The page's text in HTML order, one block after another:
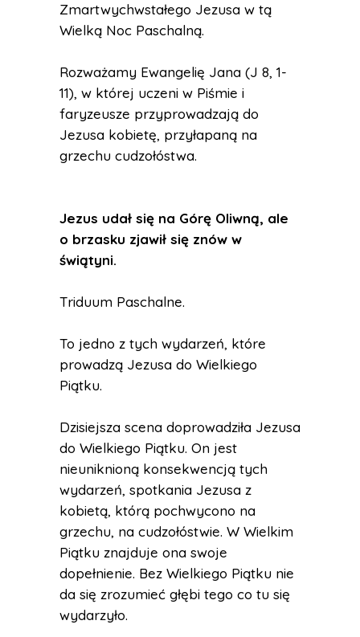
Zmartwychwstałego Jezusa w tą
Wielką Noc Paschalną.
Rozważamy Ewangelię Jana (J 8, 1-
11), w której uczeni w Piśmie i
faryzeusze przyprowadzają do
Jezusa kobietę, przyłapaną na
grzechu cudzołóstwa.
Jezus udał się na Górę Oliwną, ale
o brzasku zjawił się znów w
świątyni.
Triduum Paschalne.
To jedno z tych wydarzeń, które
prowadzą Jezusa do Wielkiego
Piątku.
Dzisiejsza scena doprowadziła Jezusa
do Wielkiego Piątku. On jest
nieuniknioną konsekwencją tych
wydarzeń, spotkania Jezusa z
kobietą, którą pochwycono na
grzechu, na cudzołóstwie. W Wielkim
Piątku znajduje ona swoje
dopełnienie. Bez Wielkiego Piątku nie
da się zrozumieć głębi tego co tu się
wydarzyło.